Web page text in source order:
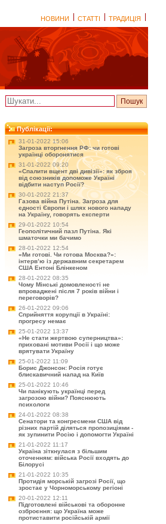
НОВИНИ СТАТТІ ТРАДИЦІЯ
Публікації:
31-01-2022 15:06
Загроза вторгнення РФ: чи готові
українці оборонятися
31-01-2022 09:20
«Спалити вщент дві дивізії»: як зброя
від союзників допоможе Україні
відбити наступ Росії?
30-01-2022 21:37
Газова війна Путіна. Загроза для
єдності Європи і шлях нового нападу
на Україну, говорять експерти
29-01-2022 10:54
Геополітичний пазл Путіна. Які
шматочки ми бачимо
28-01-2022 12:54
«Ми готові. Чи готова Москва?»:
інтерв’ю із державним секретарем
США Ентоні Блінкеном
28-01-2022 08:35
Чому Мінські домовленості не
впроваджені після 7 років війни і
переговорів?
26-01-2022 09:06
Сприйняття корупції в Україні:
прогресу немає
25-01-2022 13:37
«Не стати жертвою суперництва»:
приховані мотиви Росії і що може
врятувати Україну
25-01-2022 11:09
Борис Джонсон: Росія готує
блискавичний напад на Київ
25-01-2022 10:46
Чи панікують українці перед
загрозою війни? Пояснюють
психологи
24-01-2022 08:38
Сенатори та конгресмени США від
різних партій діляться пропозиціями -
як зупинити Росію і допомогти Україні
21-01-2022 11:17
Україна зіткнулася з більшим
оточенням: війська Росії входять до
Білорусі
21-01-2022 10:35
Протидія морській загрозі Росії, що
зростає у Чорноморському регіоні
20-01-2022 12:11
Підготовлені військові та оборонне
озброєння: що Україна може
протиставити російській армії